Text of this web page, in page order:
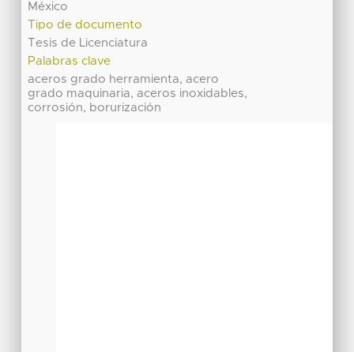
México
Tipo de documento
Tesis de Licenciatura
Palabras clave
aceros grado herramienta, acero
grado maquinaria, aceros inoxidables,
corrosión, borurización